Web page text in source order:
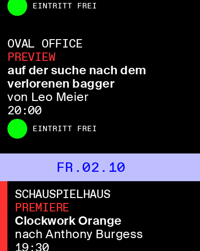
EINTRITT FREI
OVAL OFFICE
PREVIEW
auf der suche nach dem
verlorenen bagger
von Leo Meier
20:00
EINTRITT FREI
FR.02.10
SCHAUSPIELHAUS
PREMIERE
Clockwork Orange
nach Anthony Burgess
19:30